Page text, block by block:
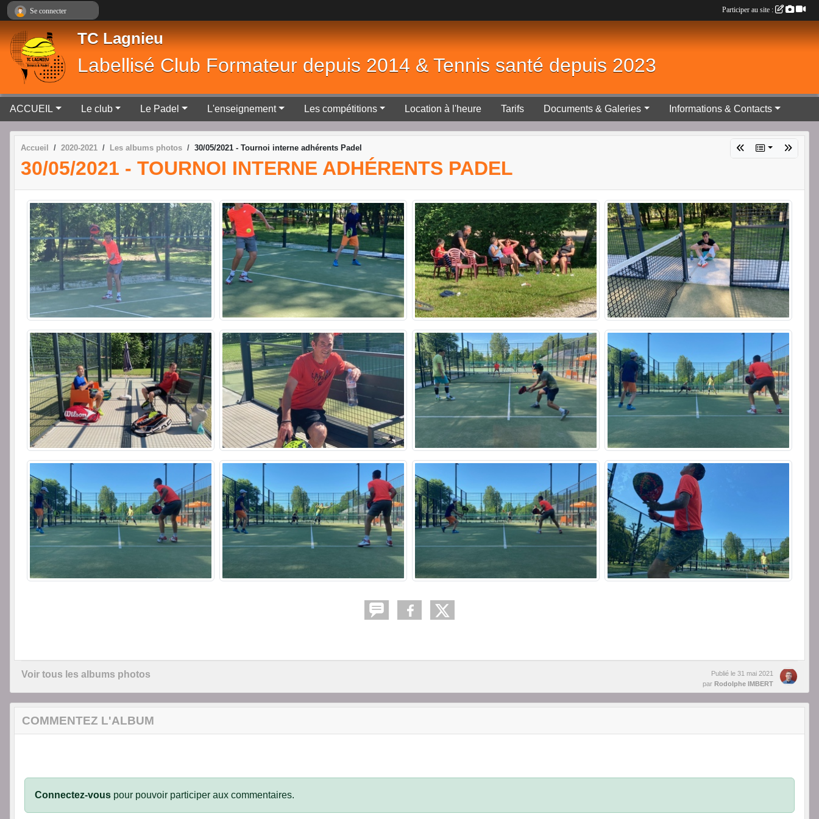
TC Lagnieu
Labellisé Club Formateur depuis 2014 & Tennis santé depuis 2023
ACCUEIL Le club Le Padel L'enseignement Les compétitions Location à l'heure Tarifs Documents & Galeries Informations & Contacts
Accueil 2020-2021 Les albums photos 30/05/2021 - Tournoi interne adhérents Padel
30/05/2021 - TOURNOI INTERNE ADHÉRENTS PADEL
Voir tous les albums photos Publié le 31 mai 2021
par Rodolphe IMBERT
COMMENTEZ L'ALBUM
Connectez-vous pour pouvoir participer aux commentaires.
Se connecter Participer au site :
Panneau de gestion des cookies